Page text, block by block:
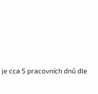
cca 5 pracovních dnů dle